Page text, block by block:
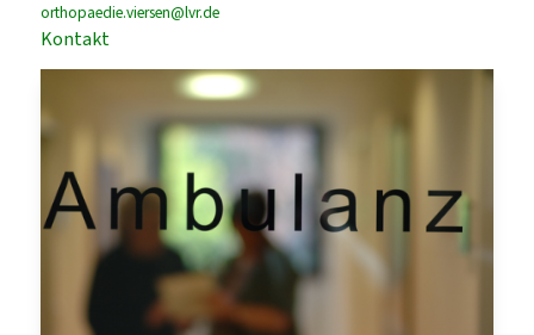
orthopaedie.viersen@lvr.de
Kontakt